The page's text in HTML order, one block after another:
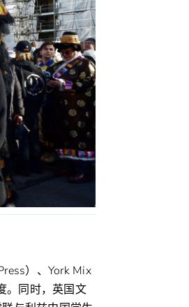
）、York Mix
。同时，英国文